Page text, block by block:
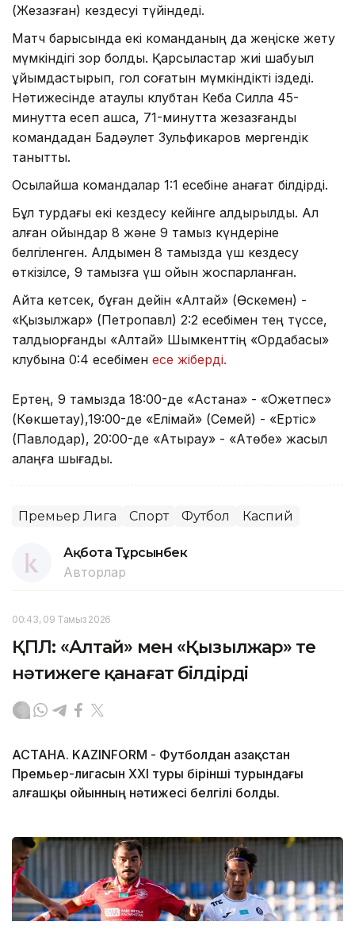
(Жезқазған) кездесуі түйіндеді.
Матч барысында екі команданың да жеңіске жету
мүмкіндігі зор болды. Қарсыластар жиі шабуыл
ұйымдастырып, гол соғатын мүмкіндікті іздеді.
Нәтижесінде ақтаулық клубтан Кеба Силла 45-
минутта есеп ашса, 71-минутта жезқазғандық
командадан Бақдәулет Зульфикаров мергендік
танытты.
Осылайша командалар 1:1 есебіне қанағат білдірді.
Бұл турдағы екі кездесу кейінге қалдырылды. Ал
қалған ойындар 8 және 9 тамыз күндеріне
белгіленген. Алдымен 8 тамызда үш кездесу
өткізілсе, 9 тамызға үш ойын жоспарланған.
Айта кетсек, бұған дейін «Алтай» (Өскемен) -
«Қызылжар» (Петропавл) 2:2 есебімен тең түссе,
талдықорғандық «Алтай» Шымкенттің «Ордабасы»
клубына 0:4 есебімен есе жіберді.
Ертең, 9 тамызда 18:00-де «Астана» - «Оқжетпес»
(Көкшетау),19:00-де «Елімай» (Семей) - «Ертіс»
(Павлодар), 20:00-де «Атырау» - «Ақтөбе» жасыл
алаңға шығады.
Премьер Лига Спорт Футбол Каспий
Ақбота Тұрсынбек
Авторлар
00:43, 09 Тамыз 2026
ҚПЛ: «Алтай» мен «Қызылжар» тең
нәтижеге қанағат білдірді
АСТАНА. KAZINFORM - Футболдан Қазақстан
Премьер-лигасын ХХІ туры бірінші турындағы
алғашқы ойынның нәтижесі белгілі болды.